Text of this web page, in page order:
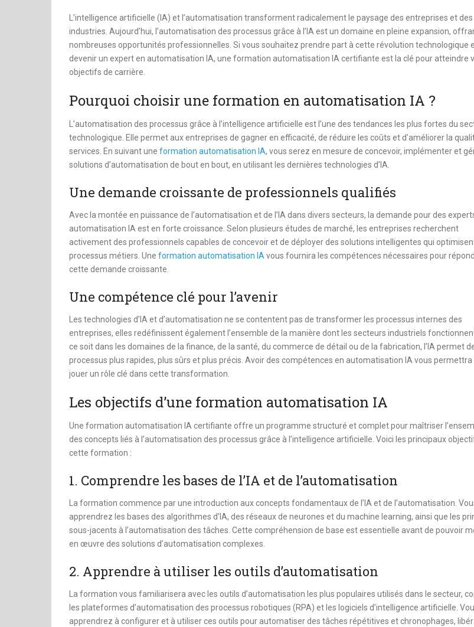
L’intelligence artificielle (IA) et l’automatisation transforment radicalement le paysage des entreprises et des
industries. Aujourd’hui, l’automatisation des processus grâce à l’IA est un domaine en pleine expansion,
nombreuses opportunités professionnelles. Si vous souhaitez prendre part à cette révolution technologique
devenir un expert en automatisation IA, une formation automatisation IA certifiante est la clé pour atteindre
objectifs de carrière.
Pourquoi choisir une formation en automatisation IA ?
L’automatisation des processus grâce à l’intelligence artificielle est l’une des tendances les plus fortes du
technologique. Elle permet aux entreprises de gagner en efficacité, de réduire les coûts et d’améliorer la
services. En suivant une formation automatisation IA, vous serez en mesure de concevoir, implémenter et
solutions d’automatisation de bout en bout, en utilisant les dernières technologies d’IA.
Une demande croissante de professionnels qualifiés
Avec la montée en puissance de l’automatisation et de l’IA dans divers secteurs, la demande pour des
automatisation IA est en forte croissance. Selon plusieurs études de marché, les entreprises recherchent
activement des professionnels capables de concevoir et de déployer des solutions intelligentes qui
processus métiers. Une formation automatisation IAvous fournira les compétences nécessaires pour
cette demande croissante.
Une compétence clé pour l’avenir
Les technologies d’IA et d’automatisation ne se contentent pas de transformer les processus internes des
entreprises, elles redéfinissent également l’ensemble de la manière dont les secteurs industriels
ce soit dans les domaines de la finance, de la santé, du commerce de détail ou de la fabrication, l’IA permet
processus plus rapides, plus sûrs et plus précis. Avoir des compétences en automatisation IA vous permettra
jouer un rôle clé dans cette transformation.
Les objectifs d’une formation automatisation IA
Une formation automatisation IA certifiante offre un programme structuré et complet pour maîtriser
des concepts liés à l’automatisation des processus grâce à l’intelligence artificielle. Voici les principaux
cette formation :
1. Comprendre les bases de l’IA et de l’automatisation
La formation commence par une introduction aux concepts fondamentaux de l’IA et de l’automatisation.
apprendrez les bases des algorithmes d’IA, des réseaux de neurones et du machine learning, ainsi que les
sous-jacents à l’automatisation des tâches. Cette compréhension de base est essentielle avant de pouvoir
en œuvre des solutions d’automatisation complexes.
2. Apprendre à utiliser les outils d’automatisation
La formation vous familiarisera avec les outils d’automatisation les plus populaires utilisés dans le secteur,
les plateformes d’automatisation des processus robotiques (RPA) et les logiciels d’intelligence artificielle.
apprendrez à configurer et à utiliser ces outils pour automatiser des tâches répétitives et chronophages,